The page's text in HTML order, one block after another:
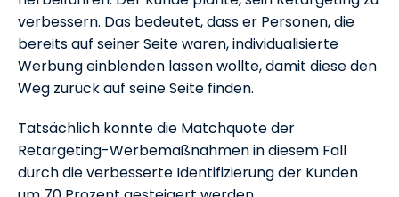
verbessern. Das bedeutet, dass er Personen, die
bereits auf seiner Seite waren, individualisierte
Werbung einblenden lassen wollte, damit diese den
Weg zurück auf seine Seite finden.
Tatsächlich konnte die Matchquote der
Retargeting-Werbemaßnahmen in diesem Fall
durch die verbesserte Identifizierung der Kunden